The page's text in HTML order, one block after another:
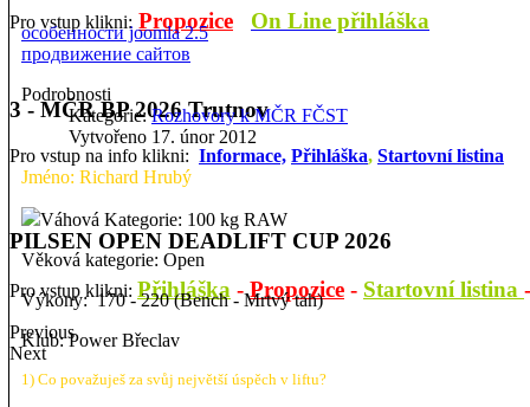
Pro vstup klikni: Propozice On Line přihláška
3 - MČR BP 2026 Trutnov
Pro vstup na info klikni: Informace, Přihláška, Startovní listina
PILSEN OPEN DEADLIFT CUP 2026
Pro vstup klikni: Přihláška -Propozice - Startovní listina -
Previous
Next
особенности joomla 2.5
продвижение сайтов
Podrobnosti
Kategorie:Rozhovory k MČR FČST
Vytvořeno 17. únor 2012
Jméno: Richard Hrubý
Váhová Kategorie: 100 kg RAW
Věková kategorie: Open
Výkony: 170 - 220 (Bench - Mrtvý tah)
Klub: Power Břeclav
1) Co považuješ za svůj největší úspěch v liftu?